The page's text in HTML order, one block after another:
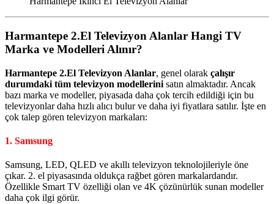
Harmantepe 2.El Televizyon Alanlar Hangi TV
Marka ve Modelleri Alınır?
Harmantepe 2.El Televizyon Alanlar, genel olarak çalışır
durumdaki tüm televizyon modellerini satın almaktadır. Ancak
bazı marka ve modeller, piyasada daha çok tercih edildiği için bu
televizyonlar daha hızlı alıcı bulur ve daha iyi fiyatlara satılır. İşte en
çok talep gören televizyon markaları:
1. Samsung
Samsung, LED, QLED ve akıllı televizyon teknolojileriyle öne
çıkar. 2. el piyasasında oldukça rağbet gören markalardandır.
Özellikle Smart TV özelliği olan ve 4K çözünürlük sunan modeller
daha çok ilgi görür.